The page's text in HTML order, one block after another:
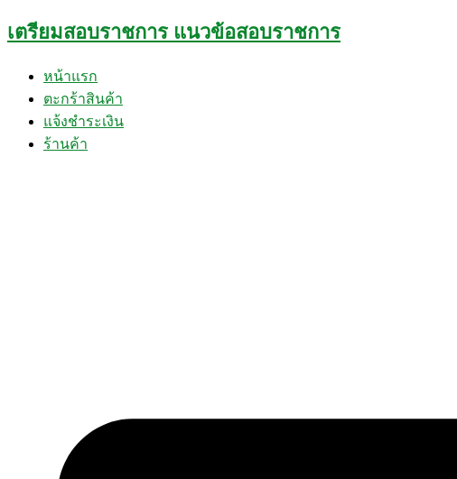
Skip
to
เตรียมสอบราชการ แนวข้อสอบราชการ
หน้าแรก
ตะกร้าสินค้า
แจ้งชำระเงิน
ร้านค้า